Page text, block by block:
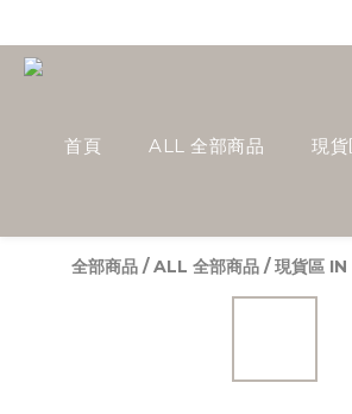
首頁 ALL 全部商品 現
全部商品 /ALL 全部商品 /現貨區